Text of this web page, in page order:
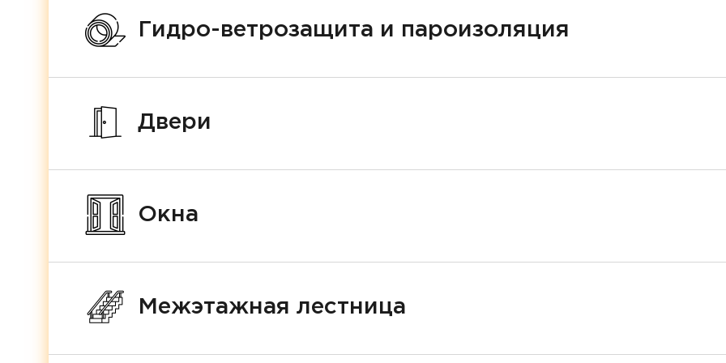
Гидро-ветрозащита и пароизоляция
Двери
Окна
Межэтажная лестница